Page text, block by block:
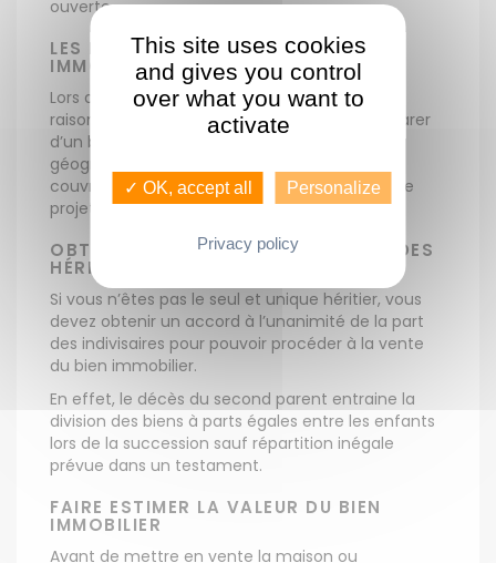
ouverte.
LES ÉTAPES POUR VENDRE UN BIEN
IMMOBILIER HÉRITÉ DE SES PARENTS
Lors du décès du second parent, de multiples
raisons peuvent pousser les héritiers à se séparer
d’un bien immobilier, comme l’éloignement
géographique ou l’obligation de vendre pour
couvrir les droits de succession. Concrétiser ce
projet requiert le respect de plusieurs étapes.
OBTENIR L’ACCORD DE L’ENSEMBLE DES
HÉRITIERS
Si vous n’êtes pas le seul et unique héritier, vous
devez obtenir un accord à l’unanimité de la part
des indivisaires pour pouvoir procéder à la vente
du bien immobilier.
En effet, le décès du second parent entraine la
division des biens à parts égales entre les enfants
lors de la succession sauf répartition inégale
prévue dans un testament.
FAIRE ESTIMER LA VALEUR DU BIEN
IMMOBILIER
Avant de mettre en vente la maison ou
This site uses cookies
and gives you control
over what you want to
activate
✓ OK, accept all Personalize
Privacy policy